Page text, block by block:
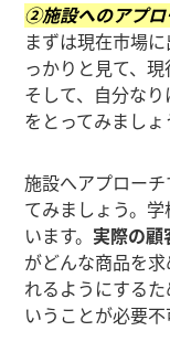
②施設へのアプロ
まずは現在市場
っかりと見て、
そして、自分な
をとってみましょ
施設へアプロー
てみましょう。
います。 実際の顧
がどんな商品を
れるようにする
いうことが必要不